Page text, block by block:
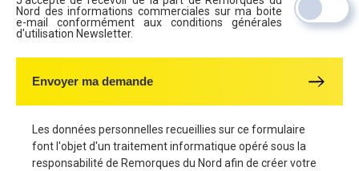
Nord des informations commerciales sur ma boite
e-mail conformément aux conditions générales
d'utilisation Newsletter.
Envoyer ma demande
Les données personnelles recueillies sur ce formulaire
font l'objet d'un traitement informatique opéré sous la
responsabilité de Remorques du Nord afin de créer votre